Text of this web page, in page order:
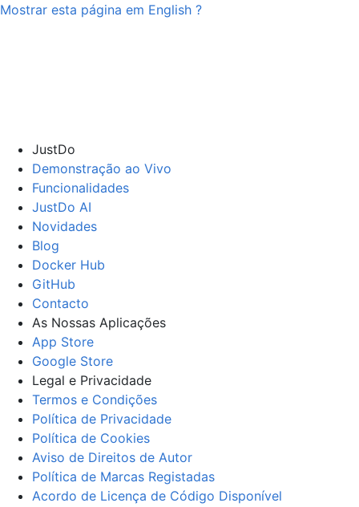
Mostrar esta página em English ?
JustDo
Demonstração ao Vivo
Funcionalidades
JustDo AI
Novidades
Blog
Docker Hub
GitHub
Contacto
As Nossas Aplicações
App Store
Google Store
Legal e Privacidade
Termos e Condições
Política de Privacidade
Política de Cookies
Aviso de Direitos de Autor
Política de Marcas Registadas
Acordo de Licença de Código Disponível